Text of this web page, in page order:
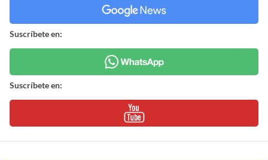
Suscríbete en:
Suscríbete en: